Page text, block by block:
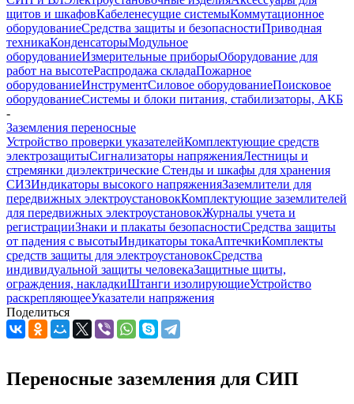
щитов и шкафовКабеленесущие системыКоммутационное
оборудованиеСредства защиты и безопасностиПриводная
техникаКонденсаторыМодульное
оборудованиеИзмерительные приборыОборудование для
работ на высотеРаспродажа складаПожарное
оборудованиеИнструментСиловое оборудованиеПоисковое
оборудованиеСистемы и блоки питания, стабилизаторы, АКБ
-
Заземления переносные
Устройство проверки указателейКомплектующие средств
электрозащитыСигнализаторы напряженияЛестницы и
стремянки диэлектрические Стенды и шкафы для хранения
СИЗИндикаторы высокого напряженияЗаземлители для
передвижных электроустановокКомплектующие заземлителей
для передвижных электроустановокЖурналы учета и
регистрацииЗнаки и плакаты безопасностиСредства защиты
от падения с высотыИндикаторы токаАптечкиКомплекты
средств защиты для электроустановокСредства
индивидуальной защиты человекаЗащитные щиты,
ограждения, накладкиШтанги изолирующиеУстройство
раскрепляющееУказатели напряжения
Поделиться
Переносные заземления для СИП